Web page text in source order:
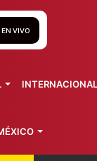
EN VIVO
INTERNACIONAL